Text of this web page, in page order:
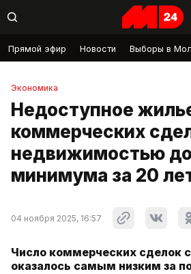
Прямой эфир Новости Выборы в
Экономика
Недоступное
коммерческих
недвижимостью
минимума за 20
04 ноября 2025, 16:57
Число коммерческих сделок
оказалось самым низким за